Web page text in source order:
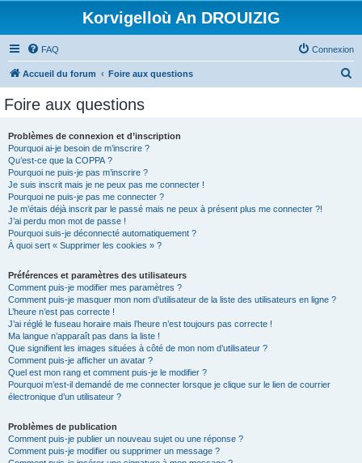
Korvigelloù An DROUIZIG
FAQ Connexion
Accueil du forum Foire aux questions
Foire aux questions
Problèmes de connexion et d’inscription
Pourquoi ai-je besoin de m’inscrire ?
Qu’est-ce que la COPPA ?
Pourquoi ne puis-je pas m’inscrire ?
Je suis inscrit mais je ne peux pas me connecter !
Pourquoi ne puis-je pas me connecter ?
Je m’étais déjà inscrit par le passé mais ne peux à présent plus me connecter ?!
J’ai perdu mon mot de passe !
Pourquoi suis-je déconnecté automatiquement ?
À quoi sert « Supprimer les cookies » ?
Préférences et paramètres des utilisateurs
Comment puis-je modifier mes paramètres ?
Comment puis-je masquer mon nom d’utilisateur de la liste des utilisateurs en ligne ?
L’heure n’est pas correcte !
J’ai réglé le fuseau horaire mais l’heure n’est toujours pas correcte !
Ma langue n’apparaît pas dans la liste !
Que signifient les images situées à côté de mon nom d’utilisateur ?
Comment puis-je afficher un avatar ?
Quel est mon rang et comment puis-je le modifier ?
Pourquoi m’est-il demandé de me connecter lorsque je clique sur le lien de courrier
électronique d’un utilisateur ?
Problèmes de publication
Comment puis-je publier un nouveau sujet ou une réponse ?
Comment puis-je modifier ou supprimer un message ?